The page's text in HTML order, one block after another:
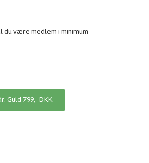
være medlem i minimum
Guld 799,- DKK